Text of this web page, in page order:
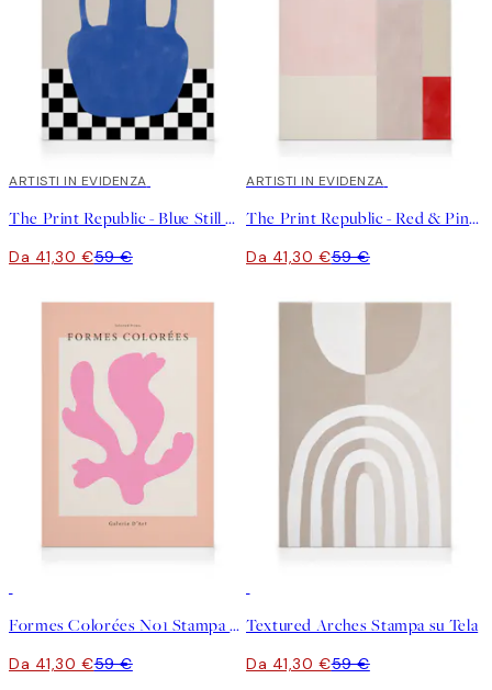
30%*
ARTISTI IN EVIDENZA
The Print Republic - Blue Still Life Poster No2 Stampa su Tela
Da 41,30 €59 €
30%*
ARTISTI IN EVIDENZA
The Print Republic - Red & Pink Colour Block Stampa su Tela
Da 41,30 €59 €
Formes Colorées No1 Stampa su Tela
Da 41,30 €59 €
Textured Arches Stampa su Tela
Da 41,30 €59 €